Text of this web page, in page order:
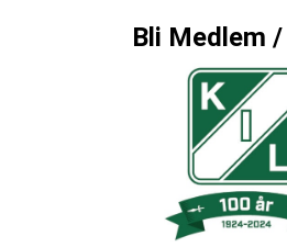
Bli Medlem